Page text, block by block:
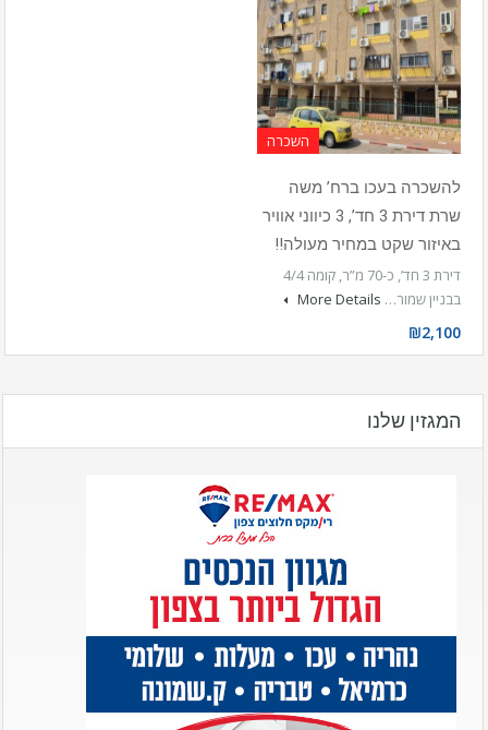
השכרה
להשכרה בעכו ברח’ משה
שרת דירת 3 חד’, 3 כיווני אוויר
באיזור שקט במחיר מעולה!!
דירת 3 חד’, כ-70 מ”ר, קומה 4/4
בבניין שמור… More Details
₪2,100
המגזין שלנו